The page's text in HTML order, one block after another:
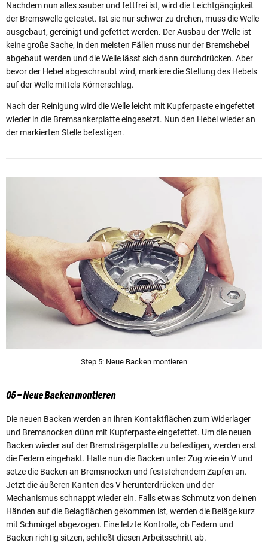
Nachdem nun alles sauber und fettfrei ist, wird die Leichtgängigkeit
der Bremswelle getestet. Ist sie nur schwer zu drehen, muss die Welle
ausgebaut, gereinigt und gefettet werden. Der Ausbau der Welle ist
keine große Sache, in den meisten Fällen muss nur der Bremshebel
abgebaut werden und die Welle lässt sich dann durchdrücken. Aber
bevor der Hebel abgeschraubt wird, markiere die Stellung des Hebels
auf der Welle mittels Körnerschlag.
Nach der Reinigung wird die Welle leicht mit Kupferpaste eingefettet
wieder in die Bremsankerplatte eingesetzt. Nun den Hebel wieder an
der markierten Stelle befestigen.
Step 5: Neue Backen montieren
05 – Neue Backen montieren
Die neuen Backen werden an ihren Kontaktflächen zum Widerlager
und Bremsnocken dünn mit Kupferpaste eingefettet. Um die neuen
Backen wieder auf der Bremsträgerplatte zu befestigen, werden erst
die Federn eingehakt. Halte nun die Backen unter Zug wie ein V und
setze die Backen an Bremsnocken und feststehendem Zapfen an.
Jetzt die äußeren Kanten des V herunterdrücken und der
Mechanismus schnappt wieder ein. Falls etwas Schmutz von deinen
Händen auf die Belagflächen gekommen ist, werden die Beläge kurz
mit Schmirgel abgezogen. Eine letzte Kontrolle, ob Federn und
Backen richtig sitzen, schließt diesen Arbeitsschritt ab.